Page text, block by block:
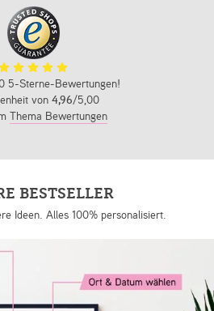
5-Sterne-Bewertungen!
von 4,96/5,00
Thema Bewertungen
BESTSELLER
Ideen. Alles 100% personalisiert.